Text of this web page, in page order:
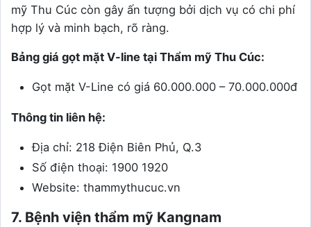
mỹ Thu Cúc còn gây ấn tượng bởi dịch vụ có chi phí
hợp lý và minh bạch, rõ ràng.
Bảng giá gọt mặt V-line tại Thẩm mỹ Thu Cúc:
Gọt mặt V-Line có giá 60.000.000 – 70.000.000đ
Thông tin liên hệ:
Địa chỉ: 218 Điện Biên Phủ, Q.3
Số điện thoại: 1900 1920
Website: thammythucuc.vn
7. Bệnh viện thẩm mỹ Kangnam